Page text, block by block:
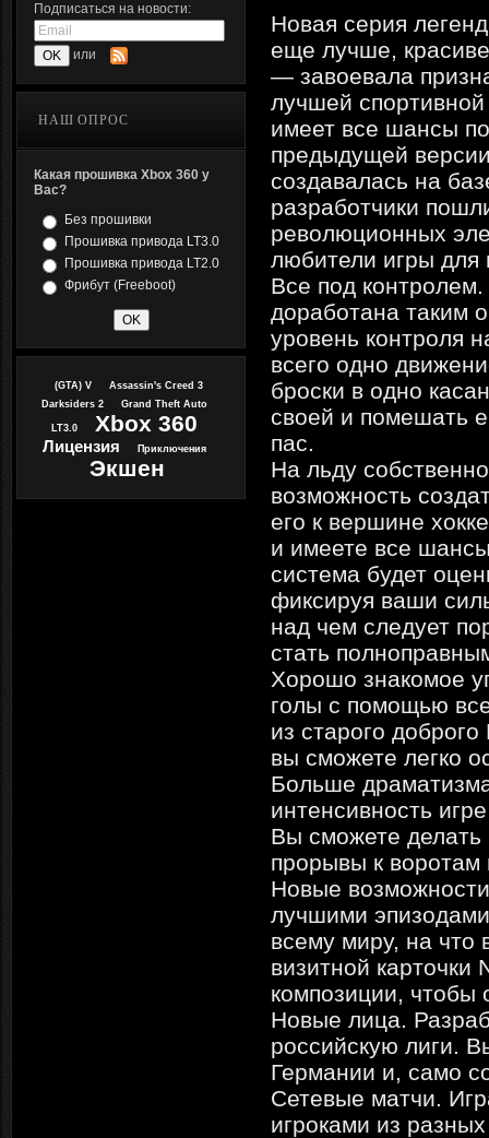
Подписаться на новости:
или
НАШ ОПРОС
Какая прошивка Xbox 360 у
Вас?
Без прошивки
Прошивка привода LT3.0
Прошивка привода LT2.0
Фрибут (Freeboot)
(GTA) V
Assassin's Creed 3
Darksiders 2
Grand Theft Auto
LT3.0 Xbox 360
Лицензия Приключения
Экшен
Новая серия
еще лучше,
— завоевала
лучшей
имеет все шансы
предыдущей
создавалась на
разработчики
революционных
любители игры
Все под
доработана таким
уровень контроля
всего одно
броски в одно
своей и помешать
пас.
На льду
возможность
его к вершине
и имеете все
система будет
фиксируя ваши
над чем следует
стать
Хорошо знакомое
голы с помощью
из старого
вы сможете легко
Больше
интенсивность
Вы сможете
прорывы к воротам
Новые
лучшими
всему миру, на что
визитной
композиции, чтобы
Новые лица.
российскую лиги.
Германии и, само
Сетевые матчи.
игроками из